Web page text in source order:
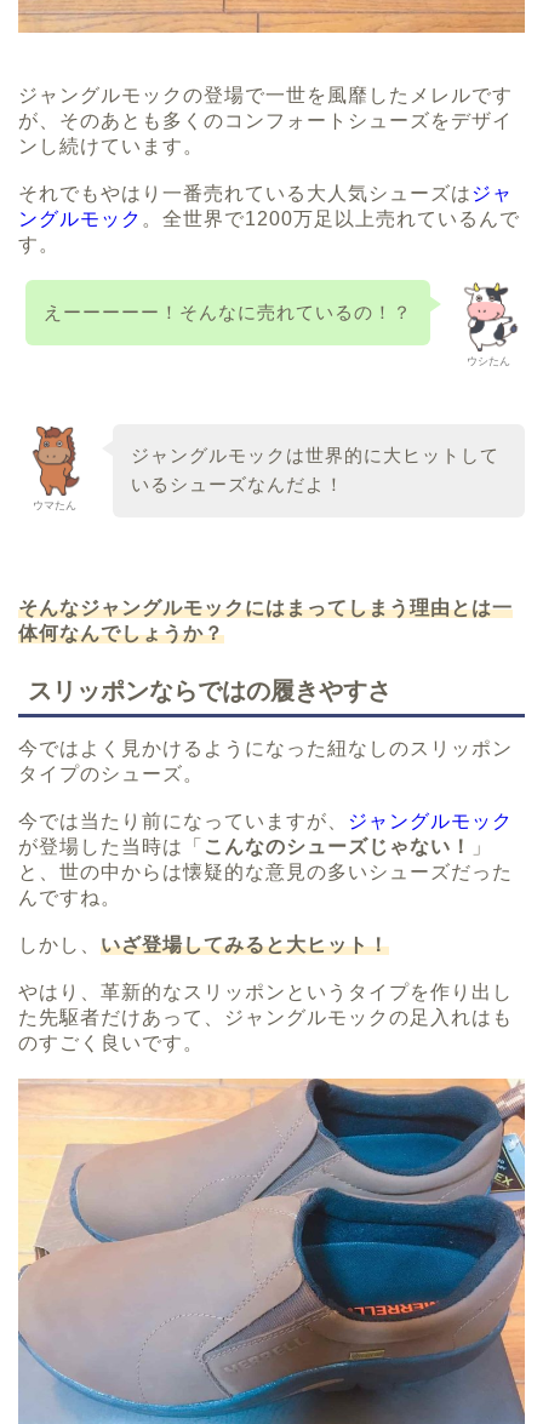
ジャングルモックの登場で一世を風靡したメレルです
が、そのあとも多くのコンフォートシューズをデザイ
ンし続けています。
それでもやはり一番売れている大人気シューズは ジャ
ングルモック 。全世界で1200万足以上売れているんで
す。
ウシたん
えーーーーー！そんなに売れているの！？
ウマたん
ジャングルモックは世界的に大ヒットして
いるシューズなんだよ！
そんなジャングルモックにはまってしまう理由とは一
体何なんでしょうか？
スリッポンならではの履きやすさ
今ではよく見かけるようになった紐なしのスリッポン
タイプのシューズ。
今では当たり前になっていますが、
ジャングルモック
が登場した当時は
「 こんなのシューズじゃない！
」
と、世の中からは懐疑的な意見の多いシューズだった
んですね。
しかし、 いざ登場してみると大ヒット！
やはり、革新的なスリッポンというタイプを作り出し
た先駆者だけあって、ジャングルモックの足入れはも
のすごく良いです。